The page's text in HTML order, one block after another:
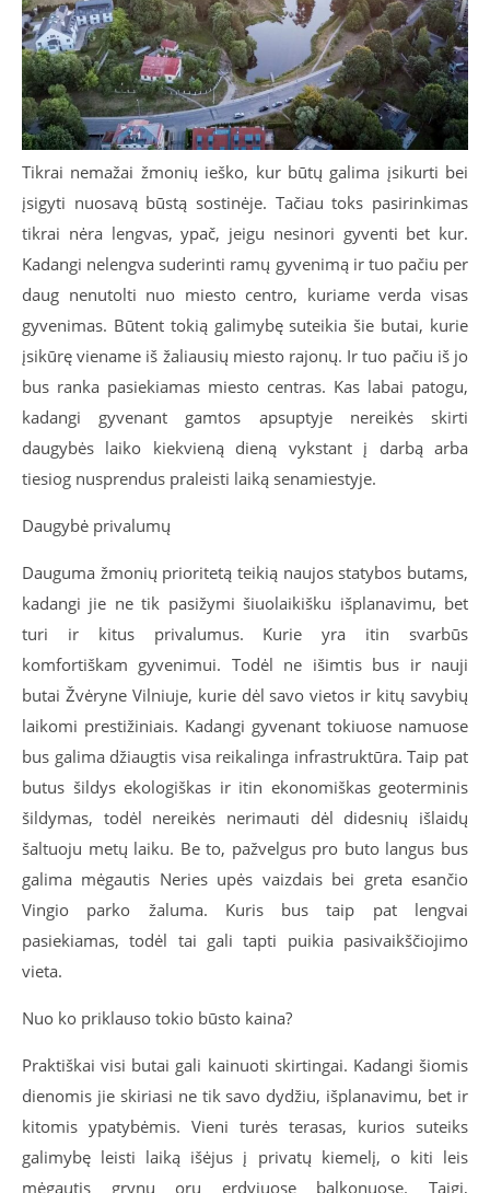
Tikrai nemažai žmonių ieško, kur būtų galima įsikurti bei
įsigyti nuosavą būstą sostinėje. Tačiau toks pasirinkimas
tikrai nėra lengvas, ypač, jeigu nesinori gyventi bet kur.
Kadangi nelengva suderinti ramų gyvenimą ir tuo pačiu per
daug nenutolti nuo miesto centro, kuriame verda visas
gyvenimas. Būtent tokią galimybę suteikia šie butai, kurie
įsikūrę viename iš žaliausių miesto rajonų. Ir tuo pačiu iš jo
bus ranka pasiekiamas miesto centras. Kas labai patogu,
kadangi gyvenant gamtos apsuptyje nereikės skirti
daugybės laiko kiekvieną dieną vykstant į darbą arba
tiesiog nusprendus praleisti laiką senamiestyje.
Daugybė privalumų
Dauguma žmonių prioritetą teikią naujos statybos butams,
kadangi jie ne tik pasižymi šiuolaikišku išplanavimu, bet
turi ir kitus privalumus. Kurie yra itin svarbūs
komfortiškam gyvenimui. Todėl ne išimtis bus ir nauji
butai Žvėryne Vilniuje, kurie dėl savo vietos ir kitų savybių
laikomi prestižiniais. Kadangi gyvenant tokiuose namuose
bus galima džiaugtis visa reikalinga infrastruktūra. Taip pat
butus šildys ekologiškas ir itin ekonomiškas geoterminis
šildymas, todėl nereikės nerimauti dėl didesnių išlaidų
šaltuoju metų laiku. Be to, pažvelgus pro buto langus bus
galima mėgautis Neries upės vaizdais bei greta esančio
Vingio parko žaluma. Kuris bus taip pat lengvai
pasiekiamas, todėl tai gali tapti puikia pasivaikščiojimo
vieta.
Nuo ko priklauso tokio būsto kaina?
Praktiškai visi butai gali kainuoti skirtingai. Kadangi šiomis
dienomis jie skiriasi ne tik savo dydžiu, išplanavimu, bet ir
kitomis ypatybėmis. Vieni turės terasas, kurios suteiks
galimybę leisti laiką išėjus į privatų kiemelį, o kiti leis
mėgautis grynu oru erdviuose balkonuose. Taigi,